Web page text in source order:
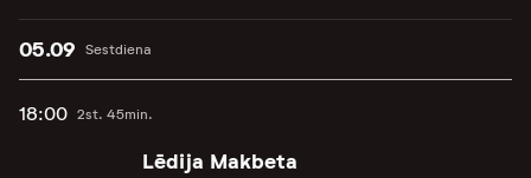
Sestdiena
05.09
18:00 2st. 45min.
Lēdija Makbeta